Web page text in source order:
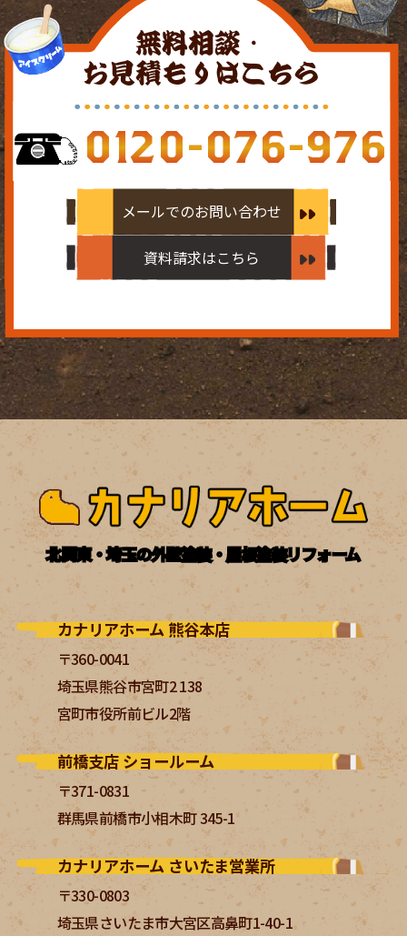
無料相談・
お見積もりはこちら
0120-076-976
メールでのお問い合わせ
資料請求はこちら
北関東・埼玉の外壁塗装・屋根塗装リフォーム
カナリアホーム 熊谷本店
〒360-0041
埼玉県熊谷市宮町2 138
宮町市役所前ビル2階
前橋支店 ショールーム
〒371-0831
群馬県前橋市小相木町 345-1
カナリアホーム さいたま営業所
〒330-0803
埼玉県さいたま市大宮区高鼻町1-40-1